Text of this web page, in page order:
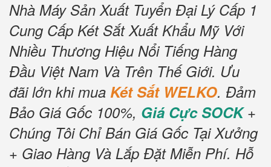
Nhà Máy Sản Xuất Tuyển Đại Lý Cấp 1
Cung Cấp Két Sắt Xuất Khẩu Mỹ Với
Nhiều Thương Hiệu Nổi Tiếng Hàng
Đầu Việt Nam Và Trên Thế Giới. Ưu
đãi lớn khi mua Két Sắt WELKO. Đảm
Bảo Giá Gốc 100%, Giá Cực SOCK+
Chúng Tôi Chỉ Bán Giá Gốc Tại Xưởng
+ Giao Hàng Và Lắp Đặt Miễn Phí. Hỗ